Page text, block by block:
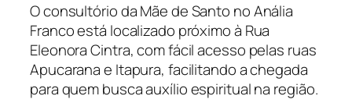
O consultório da Mãe de Santo no Anália
Franco está localizado próximo à Rua
Eleonora Cintra, com fácil acesso pelas ruas
Apucarana e Itapura, facilitando a chegada
para quem busca auxílio espiritual na região.